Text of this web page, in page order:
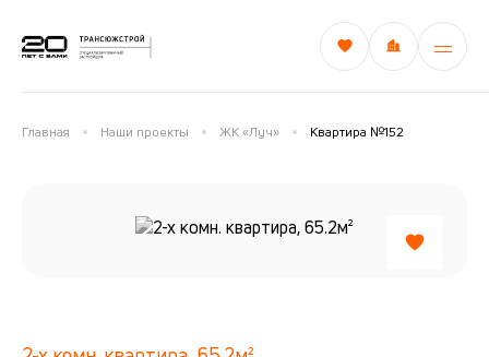
Главная Наши проекты ЖК «Луч» Квартира №152